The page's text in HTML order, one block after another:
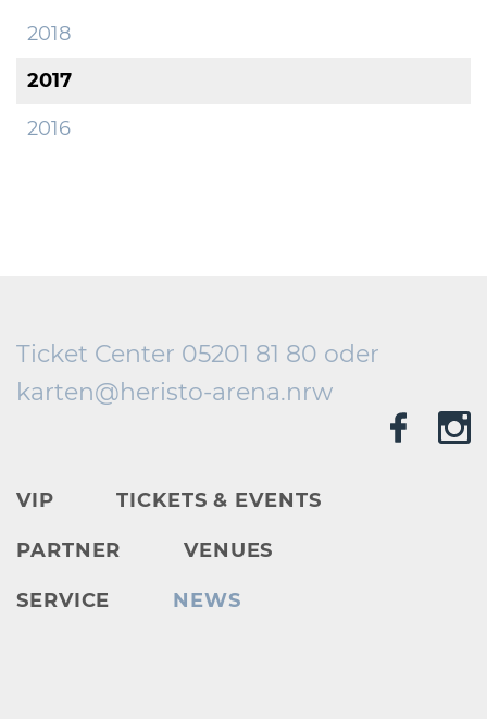
2018
2017
2016
Ticket Center 05201 81 80 oder
karten@heristo-arena.nrw
VIP TICKETS & EVENTS
PARTNER VENUES
SERVICE NEWS